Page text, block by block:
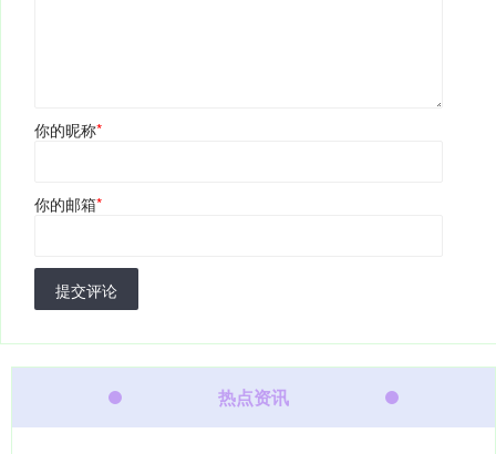
你的昵称*
你的邮箱*
提交评论
热点资讯